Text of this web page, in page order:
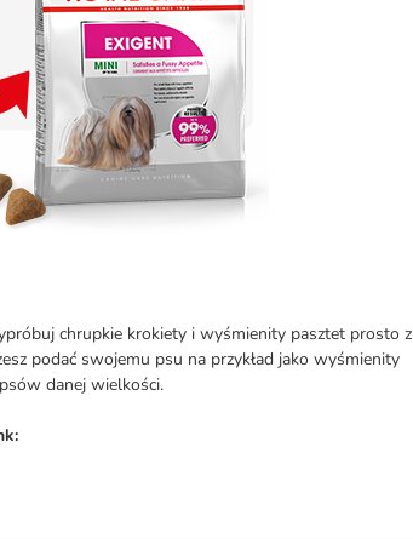
chrupkie krokiety i wyśmienity pasztet prosto z
podać swojemu psu na przykład jako wyśmienity
danej wielkości.